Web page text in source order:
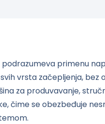
primenu
vrsta začepljenja, bez
za produvavanje,
čime se obezbeđuje